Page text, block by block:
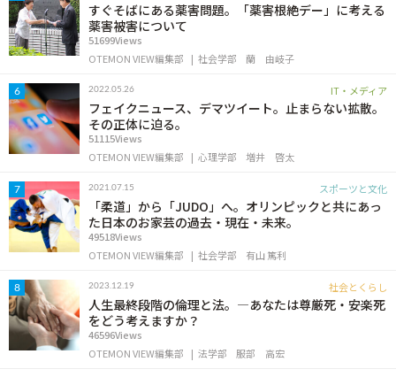
すぐそばにある薬害問題。「薬害根絶デー」に考える
薬害被害について
51699Views
OTEMON VIEW編集部
社会学部 蘭 由岐子
6 2022.05.26 IT・メディア
フェイクニュース、デマツイート。止まらない拡散。
その正体に迫る。
51115Views
OTEMON VIEW編集部
心理学部 増井 啓太
7 2021.07.15 スポーツと文化
「柔道」から「JUDO」へ。オリンピックと共にあっ
た日本のお家芸の過去・現在・未来。
49518Views
OTEMON VIEW編集部
社会学部 有山 篤利
8 2023.12.19 社会とくらし
人生最終段階の倫理と法。―あなたは尊厳死・安楽死
をどう考えますか？
46596Views
OTEMON VIEW編集部
法学部 服部 高宏